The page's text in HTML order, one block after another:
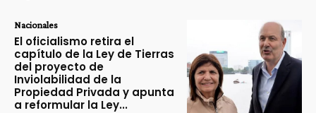
Nacionales
El oficialismo retira el
capítulo de la Ley de Tierras
del proyecto de
Inviolabilidad de la
Propiedad Privada y apunta
a reformular la Ley...